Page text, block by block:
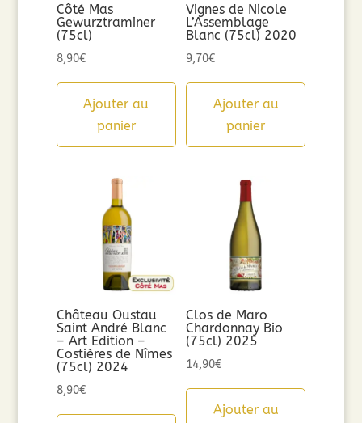
Côté Mas
Gewurztraminer
(75cl)
8,90€
Ajouter au
panier
Vignes de Nicole
L’Assemblage
Blanc (75cl) 2020
9,70€
Ajouter au
panier
Château Oustau
Saint André Blanc
– Art Edition –
Costières de Nîmes
(75cl) 2024
8,90€
Clos de Maro
Chardonnay Bio
(75cl) 2025
14,90€
Ajouter au